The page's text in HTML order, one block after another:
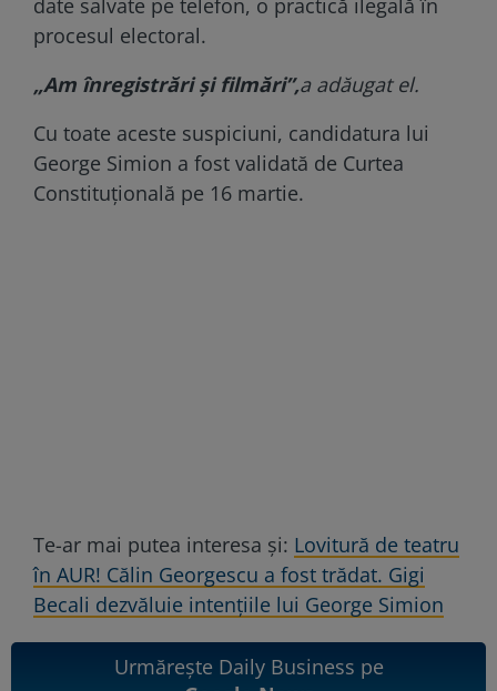
procesul electoral.
„Am înregistrări și filmări”,a adăugat el.
Cu toate aceste suspiciuni, candidatura lui
George Simion a fost validată de Curtea
Constituțională pe 16 martie.
Te-ar mai putea interesa și: Lovitură de teatru
în AUR! Călin Georgescu a fost trădat. Gigi
Becali dezvăluie intențiile lui George Simion
Urmărește Daily Business pe